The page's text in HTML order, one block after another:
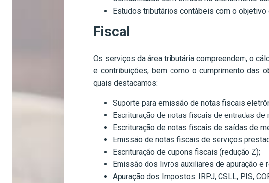
Estudos tributários contábeis com o objetivo
Fiscal
Os serviços da área tributária compreendem, o
e contribuições, bem como o cumprimento das
quais destacamos:
Suporte para emissão de notas fiscais
Escrituração de notas fiscais de entradas
Escrituração de notas fiscais de saídas de
Emissão de notas fiscais de serviços
Escrituração de cupons fiscais (redução Z);
Emissão dos livros auxiliares de apuração e
Apuração dos Impostos: IRPJ, CSLL, PIS,